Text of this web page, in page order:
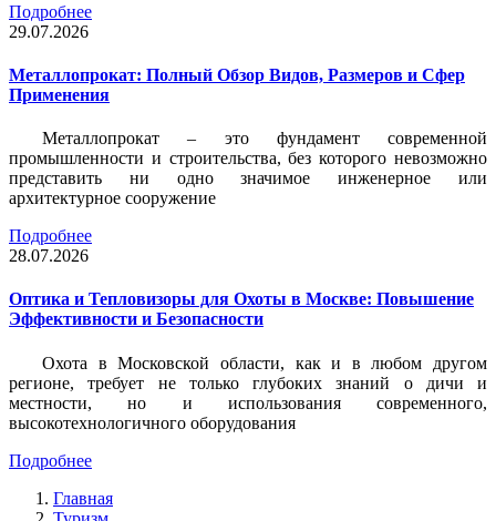
Подробнее
29.07.2026
Металлопрокат: Полный Обзор Видов, Размеров и Сфер
Применения
Металлопрокат – это фундамент современной
промышленности и строительства, без которого невозможно
представить ни одно значимое инженерное или
архитектурное сооружение
Подробнее
28.07.2026
Оптика и Тепловизоры для Охоты в Москве: Повышение
Эффективности и Безопасности
Охота в Московской области, как и в любом другом
регионе, требует не только глубоких знаний о дичи и
местности, но и использования современного,
высокотехнологичного оборудования
Подробнее
Главная